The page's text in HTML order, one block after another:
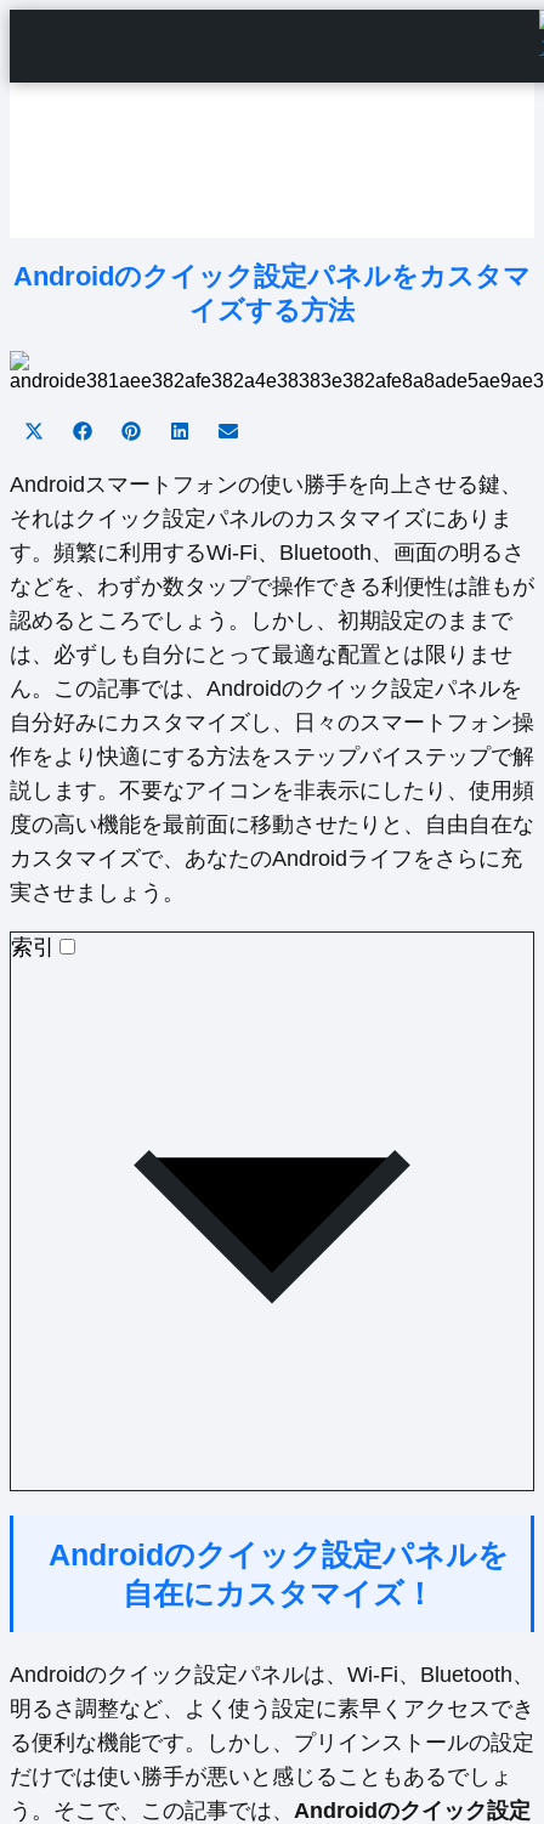
Androidのクイック設定パネルをカスタマ
イズする方法
Share
X
(Twitter)
Share
Facebook
Share
Pinterest
Share
LinkedInEmail
Androidスマートフォンの使い勝手を向上させる鍵、
それはクイック設定パネルのカスタマイズにありま
す。頻繁に利用するWi-Fi、Bluetooth、画面の明るさ
などを、わずか数タップで操作できる利便性は誰もが
認めるところでしょう。しかし、初期設定のままで
は、必ずしも自分にとって最適な配置とは限りませ
ん。この記事では、Androidのクイック設定パネルを
自分好みにカスタマイズし、日々のスマートフォン操
作をより快適にする方法をステップバイステップで解
説します。不要なアイコンを非表示にしたり、使用頻
度の高い機能を最前面に移動させたりと、自由自在な
カスタマイズで、あなたのAndroidライフをさらに充
実させましょう。
索引
Androidのクイック設定パネルを
自在にカスタマイズ！
Androidのクイック設定パネルは、Wi-Fi、Bluetooth、
明るさ調整など、よく使う設定に素早くアクセスでき
る便利な機能です。しかし、プリインストールの設定
だけでは使い勝手が悪いと感じることもあるでしょ
う。そこで、この記事では、 Androidのクイック設定